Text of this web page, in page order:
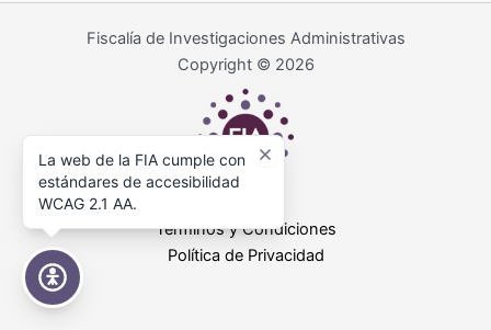
Fiscalía de Investigaciones Administrativas
Copyright © 2026
Términos y Condiciones
Política de Privacidad
Accesibilidad
La web de la FIA cumple con
estándares de accesibilidad
WCAG 2.1 AA.